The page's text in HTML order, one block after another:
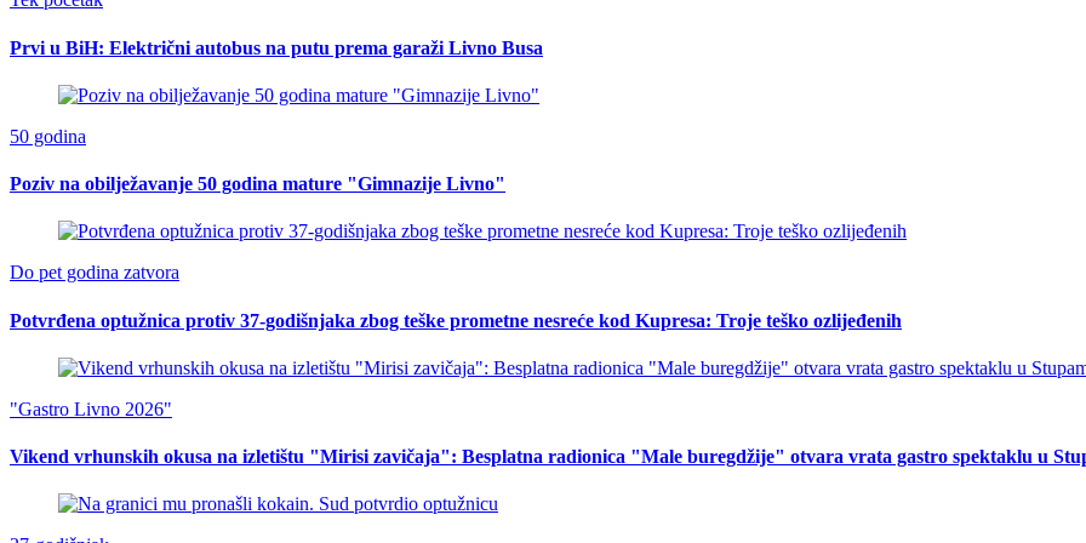
Prvi u BiH: Električni autobus na putu prema garaži Livno Busa
50 godina
Poziv na obilježavanje 50 godina mature "Gimnazije Livno"
Do pet godina zatvora
Potvrđena optužnica protiv 37-godišnjaka zbog teške prometne nesreće kod Kupresa: Troje teško ozlijeđenih
"Gastro Livno 2026"
Vikend vrhunskih okusa na izletištu "Mirisi zavičaja": Besplatna radionica "Male buregdžije" otvara vrata gastro spektaklu u